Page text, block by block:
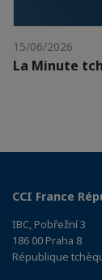
15/06/2026
La Minute
CCI France
IBC, Pobřežní 3
186 00 Praha 8
République